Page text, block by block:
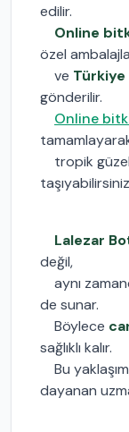
edilir.
Online
özel
ve
gönderilir.
Online
tropik
Lalezar
değil,
aynı
de sunar.
Böylece
sağlıklı kalır.
Bu
dayanan